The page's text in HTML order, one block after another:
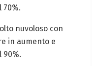
nuvoloso con⁢
in aumento​ e
90%.